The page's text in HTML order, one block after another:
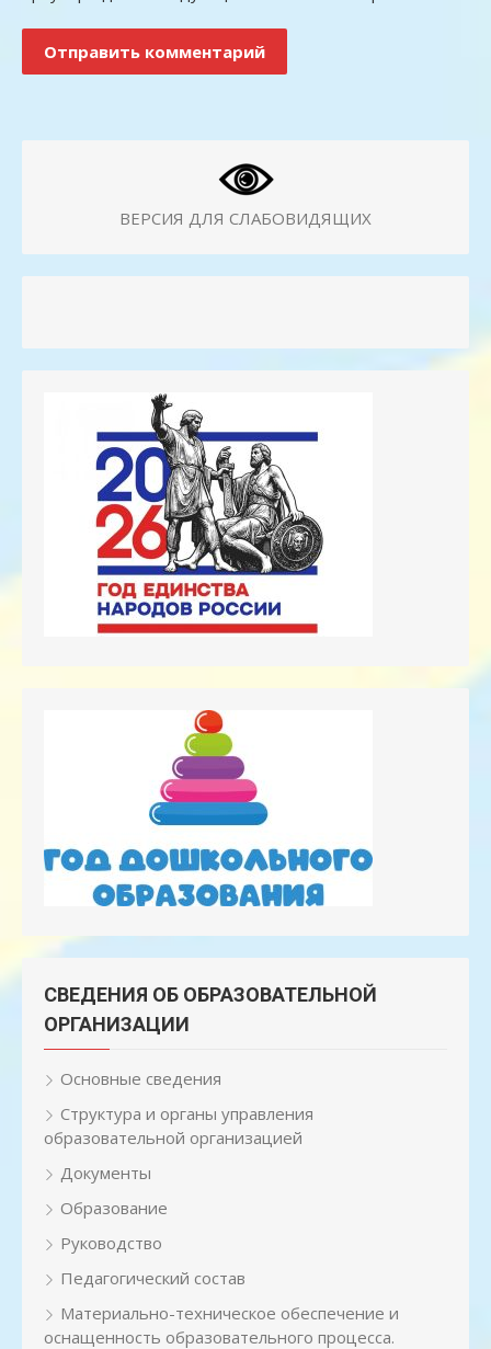
ВЕРСИЯ ДЛЯ СЛАБОВИДЯЩИХ
СВЕДЕНИЯ ОБ ОБРАЗОВАТЕЛЬНОЙ
ОРГАНИЗАЦИИ
Основные сведения
Структура и органы управления
образовательной организацией
Документы
Образование
Руководство
Педагогический состав
Материально-техническое обеспечение и
оснащенность образовательного процесса.